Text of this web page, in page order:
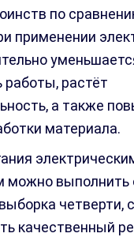
по
применении
работы, растёт
а также
материала.
можно выполнить
четверти,
качественный